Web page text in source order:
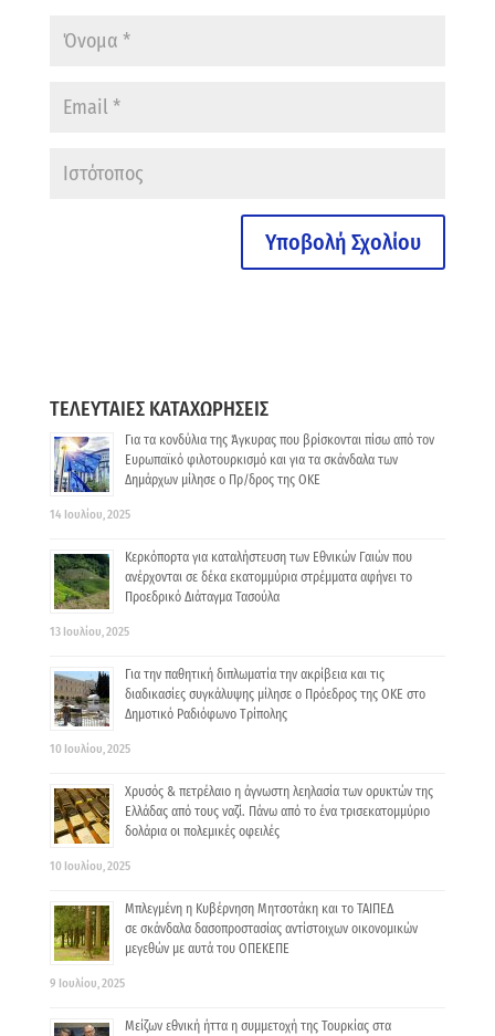
ΤΕΛΕΥΤΑΙΕΣ ΚΑΤΑΧΩΡΗΣΕΙΣ
Για τα κονδύλια της Άγκυρας που βρίσκονται πίσω από τον
Ευρωπαϊκό φιλοτουρκισμό και για τα σκάνδαλα των
Δημάρχων μίλησε ο Πρ/δρος της ΟΚΕ
14 Ιουλίου, 2025
Κερκόπορτα για καταλήστευση των Εθνικών Γαιών που
ανέρχονται σε δέκα εκατομμύρια στρέμματα αφήνει το
Προεδρικό Διάταγμα Τασούλα
13 Ιουλίου, 2025
Για την παθητική διπλωματία την ακρίβεια και τις
διαδικασίες συγκάλυψης μίλησε ο Πρόεδρος της ΟΚΕ στο
Δημοτικό Ραδιόφωνο Τρίπολης
10 Ιουλίου, 2025
Χρυσός & πετρέλαιο η άγνωστη λεηλασία των ορυκτών της
Ελλάδας από τους ναζί. Πάνω από το ένα τρισεκατομμύριο
δολάρια οι πολεμικές οφειλές
10 Ιουλίου, 2025
Μπλεγμένη η Κυβέρνηση Μητσοτάκη και το ΤΑΙΠΕΔ
σε σκάνδαλα δασοπροστασίας αντίστοιχων οικονομικών
μεγεθών με αυτά του ΟΠΕΚΕΠΕ
9 Ιουλίου, 2025
Μείζων εθνική ήττα η συμμετοχή της Τουρκίας στα